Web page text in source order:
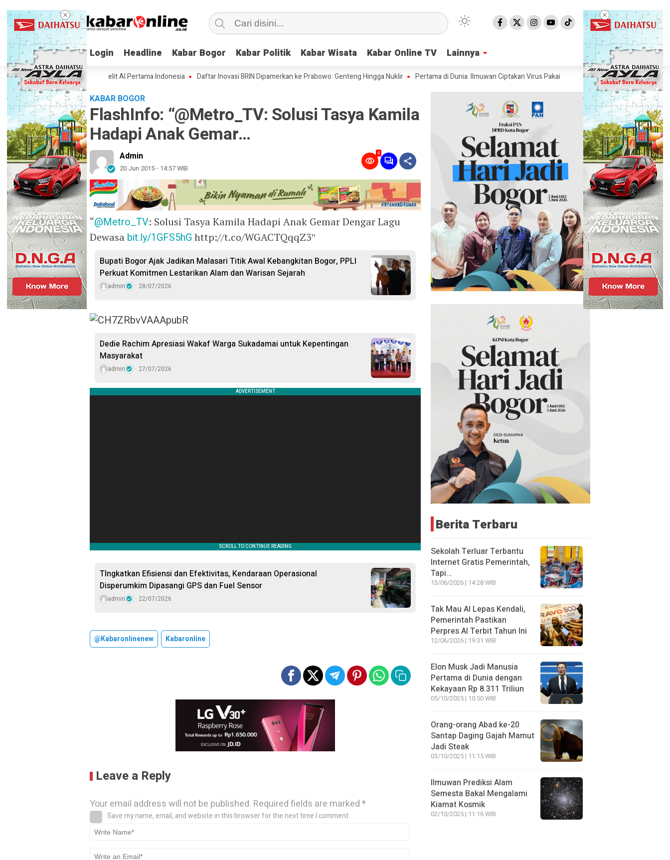
Login Headline Kabar Bogor Kabar Politik Kabar Wisata Kabar Online TV Lainnya
Login Headline Kabar Bogor Kabar Politik Kabar Wisata Kabar Online TV Lainnya
Lampung-1, Satelit AI Pertama Indonesia Daftar Inovasi BRIN Dipamerkan ke Prabowo: Genteng Hingga Nuklir Pertama di Dunia: Ilmuwan Ciptakan Virus Pakai AI Ahli Ungkap Penampakan
KABAR BOGOR
FlashInfo: “@Metro_TV: Solusi Tasya Kamila
Hadapi Anak Gemar…
Admin
20 Jun 2015 - 14:57 WIB
4
“@Metro_TV: Solusi Tasya Kamila Hadapi Anak Gemar Dengar Lagu
Dewasa bit.ly/1GFS5hG http://t.co/WGACTQqqZ3″
Bupati Bogor Ajak Jadikan Malasari Titik Awal Kebangkitan Bogor, PPLI
Perkuat Komitmen Lestarikan Alam dan Warisan Sejarah
admin 28/07/2026
Dedie Rachim Apresiasi Wakaf Warga Sukadamai untuk Kepentingan
Masyarakat
admin 27/07/2026
TIngkatkan Efisiensi dan Efektivitas, Kendaraan Operasional
Disperumkim Dipasangi GPS dan Fuel Sensor
admin 22/07/2026
@kabaronlinenew Kabaronline
Leave a Reply
Your email address will not be published. Required fields are marked*
Save my name, email, and website in this browser for the next time I comment.
Berita Terbaru
Sekolah Terluar Terbantu
Internet Gratis Pemerintah,
Tapi…
13/06/2026 | 14:28 WIB
Tak Mau AI Lepas Kendali,
Pemerintah Pastikan
Perpres AI Terbit Tahun Ini
12/06/2026 | 19:31 WIB
Elon Musk Jadi Manusia
Pertama di Dunia dengan
Kekayaan Rp 8.311 Triliun
05/10/2025 | 10:50 WIB
Orang-orang Abad ke-20
Santap Daging Gajah Mamut
Jadi Steak
03/10/2025 | 11:15 WIB
Ilmuwan Prediksi Alam
Semesta Bakal Mengalami
Kiamat Kosmik
02/10/2025 | 11:16 WIB